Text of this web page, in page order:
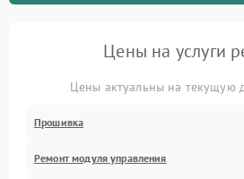
Цены на услуги
Цены актуальны на текущую
Прошивка
Ремонт модуля управления